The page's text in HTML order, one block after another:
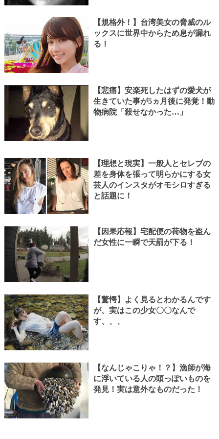
【規格外！】台湾美女の脅威のル
ックスに世界中からため息が漏れ
る！
【悲痛】安楽死したはずの愛犬が
生きていた事が5ヵ月後に発覚！動
物病院「殺せなかった…」
【理想と現実】一般人とセレブの
差を身体を張って明らかにする女
芸人のインスタがオモシロすぎる
と話題に！
【因果応報】宅配便の荷物を盗ん
だ女性に一瞬で天罰が下る！
【驚愕】よく見るとわかるんです
が、実はこの少女〇〇なんで
す、、、
【なんじゃこりゃ！？】漁師が海
に浮いている人の頭っぽいものを
発見！実は意外なものだった！